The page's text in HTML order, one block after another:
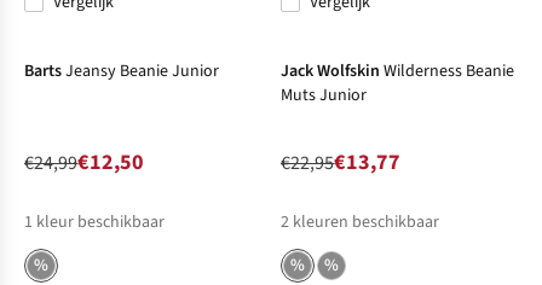
BartsJeansy Beanie Junior
€24,99€12,50
1 kleur beschikbaar
%
Jack Wolfskin Wilderness Beanie
Muts Junior
€22,95€13,77
2 kleuren beschikbaar
%
%